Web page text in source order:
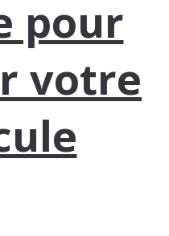
pour
votre